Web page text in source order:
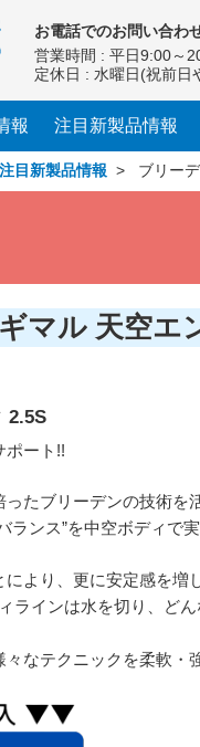
お電話でのお問い合わ
営業時間 : 平日9:00～
定休日 : 水曜日(祝前日
報 注目新製品情報
注目新製品情報 > ブリー
マル 天空エ
2.5S
ポート!!
たブリーデンの技術を
ランス”を中空ボディで実
より、更に安定感を増
ラインは水を切り、ど
なテクニックを柔軟・